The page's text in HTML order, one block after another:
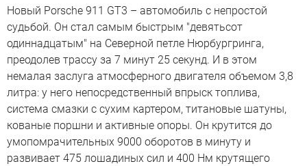
Новый Porsche 911 GT3 – автомобиль с непростой
судьбой. Он стал самым быстрым "девятьсот
одиннадцатым" на Северной петле Нюрбургринга,
преодолев трассу за 7 минут 25 секунд. И в этом
немалая заслуга атмосферного двигателя объемом 3,8
литра: у него непосредственный впрыск топлива,
система смазки с сухим картером, титановые шатуны,
кованые поршни и активные опоры. Он крутится до
умопомрачительных 9000 оборотов в минуту и
развивает 475 лошадиных сил и 400 Нм крутящего